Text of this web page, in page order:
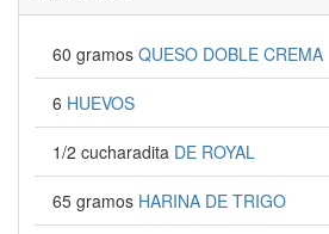
60 gramos QUESO DOBLE CREMA
6 HUEVOS
1/2 cucharadita DE ROYAL
65 gramos HARINA DE TRIGO